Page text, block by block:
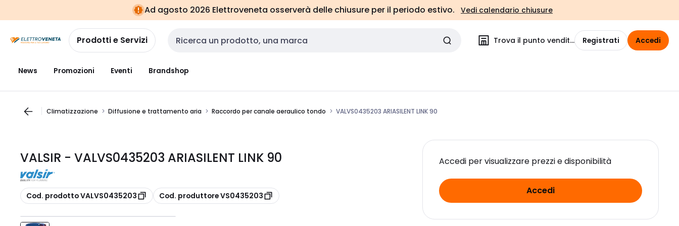
navigazionealla
pagina
Ad agosto 2026 Elettroveneta osserverà delle chiusure per il periodo estivo. Vedi calendario chiusure
Prodotti e Servizi Cerca input Trova il punto vendita Registrati Accedi
News Promozioni Eventi Brandshop
Climatizzazione Diffusione e trattamento aria Raccordo per canale aeraulico tondo VALVS0435203 ARIASILENT LINK 90
VALSIR - VALVS0435203 ARIASILENT LINK 90
copia
Cod. prodotto VALVS0435203 copia
Cod. produttore VS0435203
Accedi per visualizzare prezzi e disponibilità
Accedi